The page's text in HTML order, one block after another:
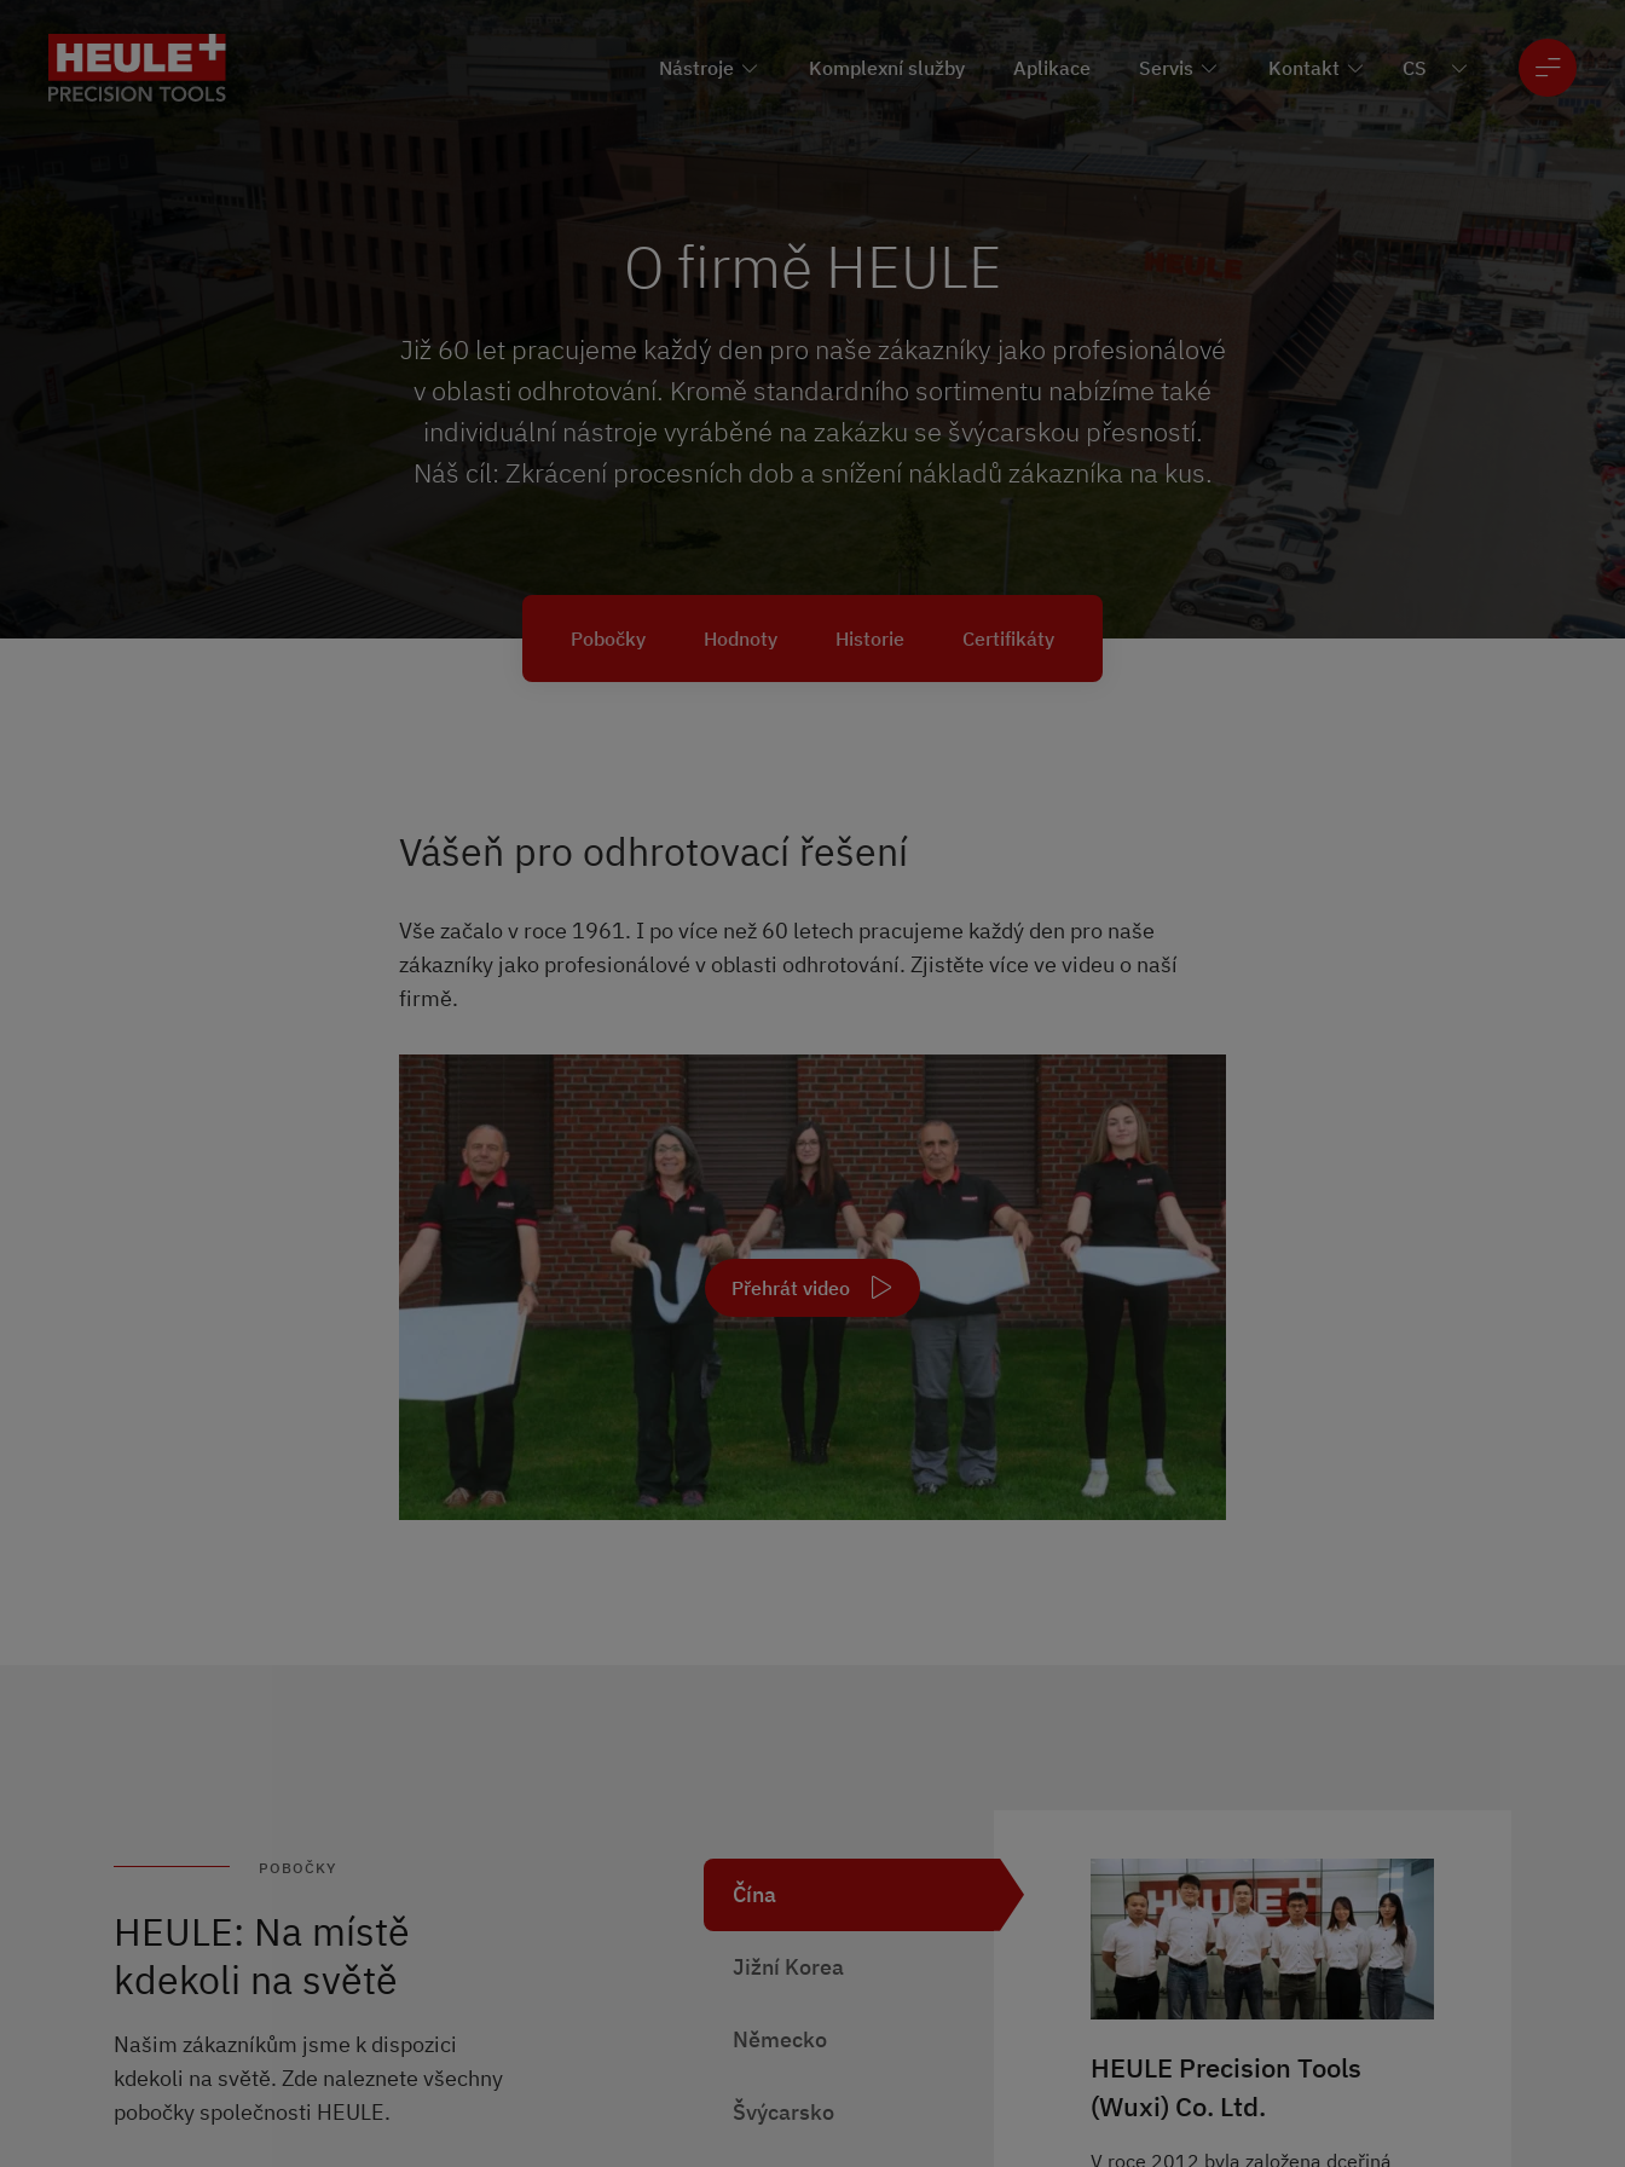
Nástroje Komplexní služby Aplikace Servis Kontakt
O firmě HEULE
Již 60 let pracujeme každý den pro naše zákazníky jako profesionálové
v oblasti odhrotování. Kromě standardního sortimentu nabízíme také
individuální nástroje vyráběné na zakázku se švýcarskou přesností.
Náš cíl: Zkrácení procesních dob a snížení nákladů zákazníka na kus.
Pobočky Hodnoty Historie Certifikáty
Přehrát video
Vášeň pro odhrotovací řešení
Vše začalo v roce 1961. I po více než 60 letech pracujeme každý den pro naše
zákazníky jako profesionálové v oblasti odhrotování. Zjistěte více ve videu o naší
firmě.
POBOČKY
HEULE: Na místě
kdekoli na světě
Našim zákazníkům jsme k dispozici
kdekoli na světě. Zde naleznete všechny
pobočky společnosti HEULE.
Čína
Jižní Korea
Německo
Švýcarsko
HEULE Precision Tools
(Wuxi) Co. Ltd.
V roce 2012 byla založena dceřiná